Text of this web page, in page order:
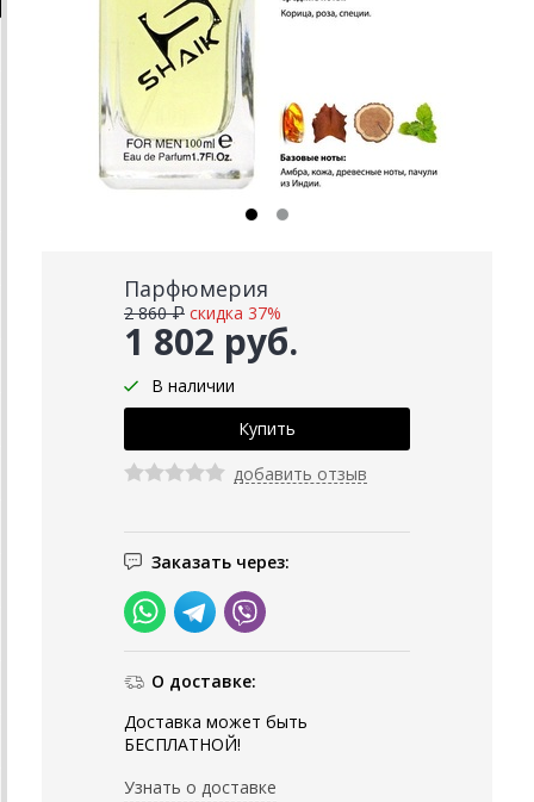
Парфюмерия
1 802 руб.
2 860 ₽ скидка 37%
В наличии
добавить отзыв
Заказать через:
О доставке:
Доставка может быть
БЕСПЛАТНОЙ!
Узнать о доставке